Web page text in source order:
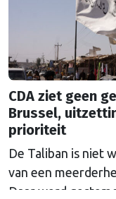
CDA ziet geen
Brussel,
prioriteit
De Taliban is niet
van een
Daar werd